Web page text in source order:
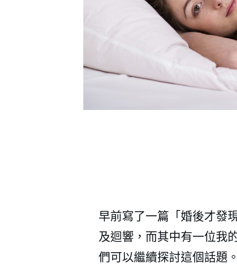
早前寫了一篇「婚後才發
及迴響，而其中有一位我
們可以繼續探討這個話題。